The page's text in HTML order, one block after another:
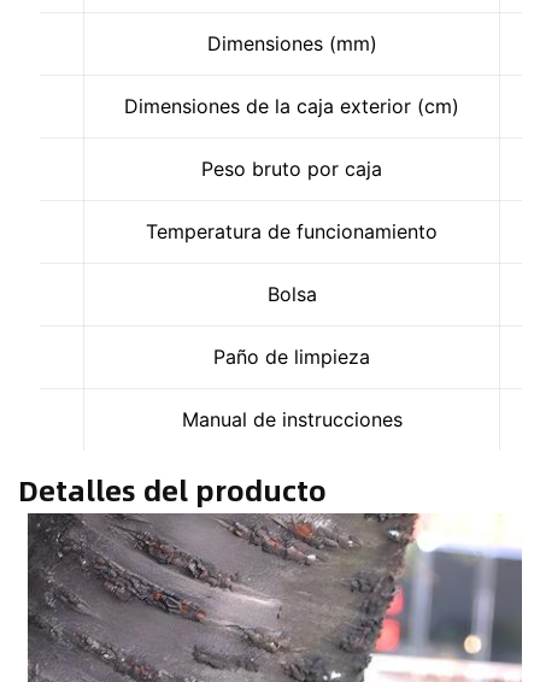
Dimensiones (mm)
Dimensiones de la caja exterior (cm)
Peso bruto por caja
Temperatura de funcionamiento
Bolsa
Paño de limpieza
Manual de instrucciones
Detalles del producto